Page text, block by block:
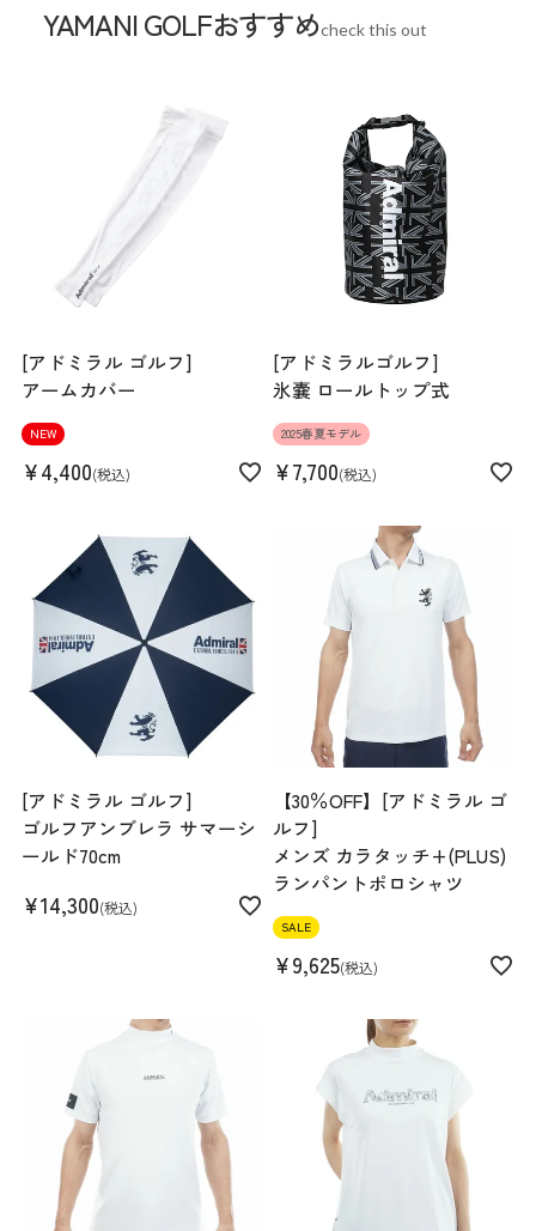
3L リ:36.1cm /
本体:ナイロン85% ポリウレタン15% 別布部
分:ポリエステル95% ポリウレタン5%
生産国
YAMANI GOLFおすすめcheck this out
[アドミラル ゴルフ]
アームカバー
NEW
¥4,400 税込
[アドミラルゴルフ]
氷嚢 ロールトップ式
2025春夏モデル
¥7,700 税込
[アドミラル ゴルフ]
ゴルフアンブレラ サマーシ
ールド70cm
¥14,300 税込
【30％OFF】[アドミラル ゴ
ルフ]
メンズ カラタッチ+(PLUS)
ランパントポロシャツ
SALE
¥9,625 税込